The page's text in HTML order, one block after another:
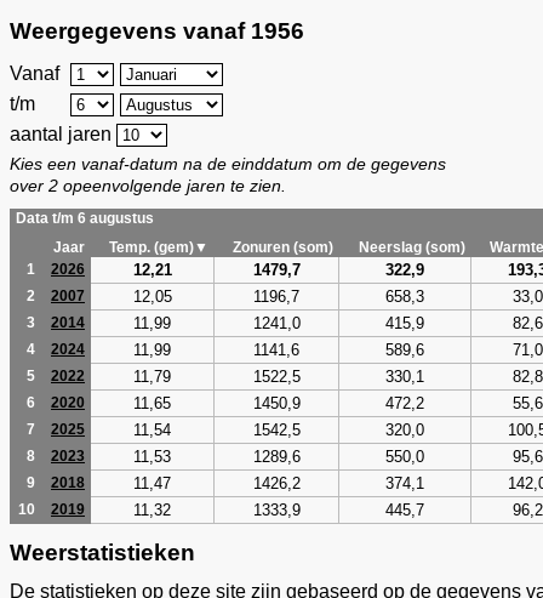
Weergegevens vanaf 1956
Vanaf
t/m
aantal jaren
Kies een vanaf-datum na de einddatum om de gegevens
over 2 opeenvolgende jaren te zien.
Data t/m 6 augustus
Jaar
Temp. (gem)▼ Zonuren (som) Neerslag (som)
1
2026 12,21 1479,7 322,9
2 2007 12,05 1196,7 658,3 33,0
3 2014 11,99 1241,0 415,9 82,6
4 2024 11,99 1141,6 589,6 71,0
5 2022 11,79 1522,5 330,1 82,8
6 2020 11,65 1450,9 472,2 55,6
7 2025 11,54 1542,5 320,0
8 2023 11,53 1289,6 550,0 95,6
9 2018 11,47 1426,2 374,1
10 2019 11,32 1333,9 445,7 96,2
Weerstatistieken
De statistieken op deze site zijn gebaseerd op de gegevens